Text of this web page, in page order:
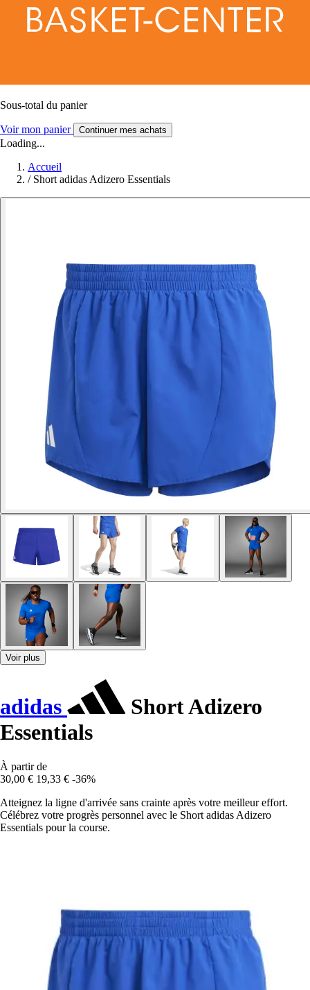
Sous-total du panier
Voir mon panier Continuer mes achats
Loading...
Accueil
/ Short adidas Adizero Essentials
Voir plus
adidas
Short Adizero
Essentials
À partir de
30,00 € 19,33 € -36%
Atteignez la ligne d'arrivée sans crainte après votre meilleur effort.
Célébrez votre progrès personnel avec le Short adidas Adizero
Essentials pour la course.